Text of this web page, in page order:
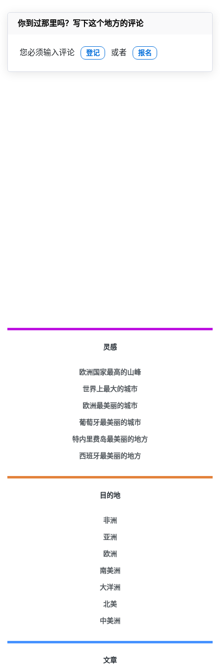
你到过那里吗？写下这个地方的评论
您必须输入评论 登记 或者 报名
灵感
欧洲国家最高的山峰
世界上最大的城市
欧洲最美丽的城市
葡萄牙最美丽的城市
特内里费岛最美丽的地方
西班牙最美丽的地方
目的地
非洲
亚洲
欧洲
南美洲
大洋洲
北美
中美洲
文章